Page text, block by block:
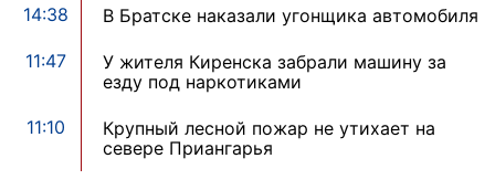
14:38 В Братске наказали угонщика автомобиля
11:47
У жителя Киренска забрали машину за
езду под наркотиками
11:10
Крупный лесной пожар не утихает на
севере Приангарья